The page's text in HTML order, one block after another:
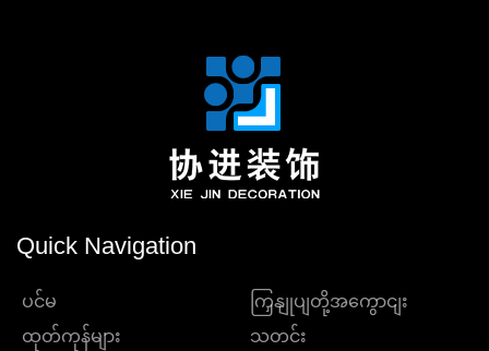
Quick Navigation
ပင်မ
ကြှနျုပျတို့အကွောငျး
ထုတ်ကုန်များ
သတင်း